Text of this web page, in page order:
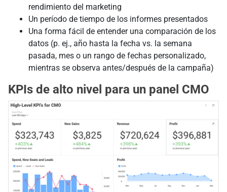
rendimiento del marketing
Un período de tiempo de los informes presentados
Una forma fácil de entender una comparación de los
datos (p. ej., año hasta la fecha vs. la semana
pasada, mes o un rango de fechas personalizado,
mientras se observa antes/después de la campaña)
KPIs de alto nivel para un panel CMO